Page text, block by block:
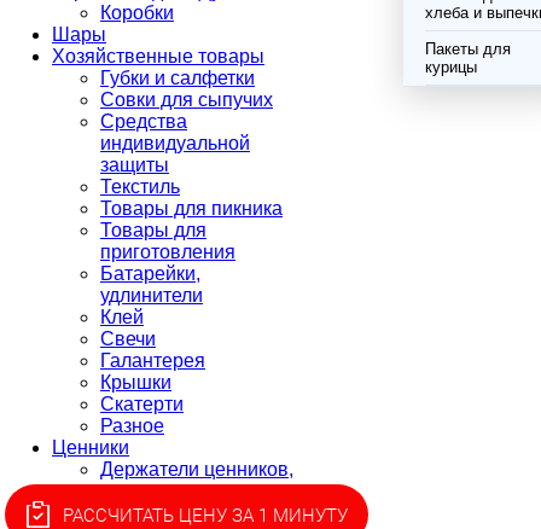
Коробки
Шары
Хозяйственные товары
Губки и салфетки
Совки для сыпучих
Средства
индивидуальной
защиты
Текстиль
Товары для пикника
Товары для
приготовления
Батарейки,
удлинители
Клей
Свечи
Галантерея
Крышки
Скатерти
Разное
Ценники
Держатели ценников,
монетницы
Ценники для этикет-
хлеба и
Пакеты для
курицы
РАССЧИТАТЬ ЦЕНУ ЗА 1 МИНУТУ